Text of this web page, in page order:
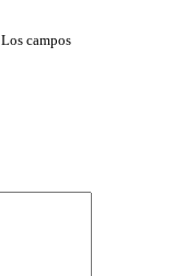
Los campos